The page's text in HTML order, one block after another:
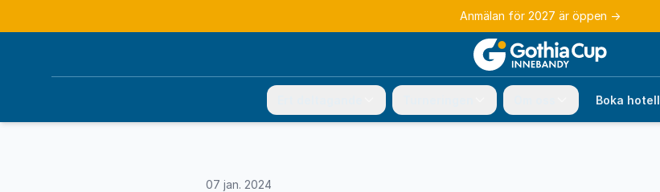
Anmälan för 2027 är öppen →
Boka hotell
07 jan. 2024